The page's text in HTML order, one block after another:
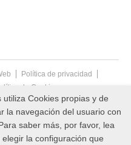
piePolítica de privacidad
de Cookies
menú pie
2026 Fundación Princesa de
Cookies propias y de
la navegación del usuario con
saber más, por favor, lea
elegir la configuración que